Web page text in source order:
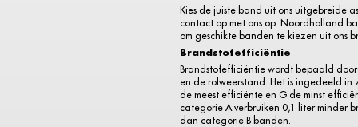
Kies de juiste band uit ons uitgebreide
contact op met ons op. Noordholland
om geschikte banden te kiezen uit ons
Brandstofefficiëntie
Brandstofefficiëntie wordt bepaald
en de rolweerstand. Het is ingedeeld in
de meest efficiënte en G de minst
categorie A verbruiken 0,1 liter minder
dan categorie B banden.